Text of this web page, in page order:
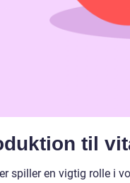
til
spiller en vigtig rolle i